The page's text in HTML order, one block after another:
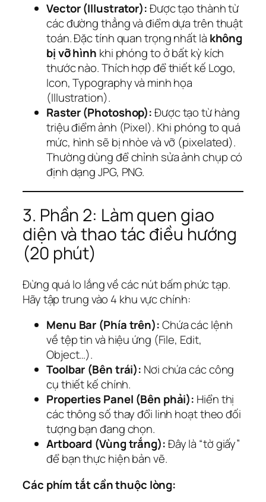
Vector (Illustrator):Được tạo thành từ
các đường thẳng và điểm dựa trên thuật
toán. Đặc tính quan trọng nhất là không
bị vỡ hình khi phóng to ở bất kỳ kích
thước nào. Thích hợp để thiết kế Logo,
Icon, Typography và minh họa
(Illustration).
Raster (Photoshop):Được tạo từ hàng
triệu điểm ảnh (Pixel). Khi phóng to quá
mức, hình sẽ bị nhòe và vỡ (pixelated).
Thường dùng để chỉnh sửa ảnh chụp có
định dạng JPG, PNG.
3. Phần 2: Làm quen giao
diện và thao tác điều hướng
(20 phút)
Đừng quá lo lắng về các nút bấm phức tạp.
Hãy tập trung vào 4 khu vực chính:
Menu Bar (Phía trên):Chứa các lệnh
về tệp tin và hiệu ứng (File, Edit,
Object…).
Toolbar (Bên trái): Nơi chứa các công
cụ thiết kế chính.
Properties Panel (Bên phải): Hiển thị
các thông số thay đổi linh hoạt theo đối
tượng bạn đang chọn.
Artboard (Vùng trắng):Đây là “tờ giấy”
để bạn thực hiện bản vẽ.
Các phím tắt cần thuộc lòng: